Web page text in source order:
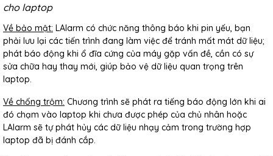
cho laptop
Về bảo mật: LAlarm có chức năng thông báo khi pin yếu, bạn
phải lưu lại các tiến trình đang làm việc để tránh mất mát dữ liệu;
phát báo động khi ổ đĩa cứng của máy gặp vấn đề, cần có sự
sửa chữa hay thay mới, giúp bảo vệ dữ liệu quan trọng trên
laptop.
Về chống trộm: Chương trình sẽ phát ra tiếng báo động lớn khi ai
đó chạm vào laptop khi chưa được phép của chủ nhân hoặc
LAlarm sẽ tự phát hủy các dữ liệu nhạy cảm trong trường hợp
laptop đã bị đánh cắp.